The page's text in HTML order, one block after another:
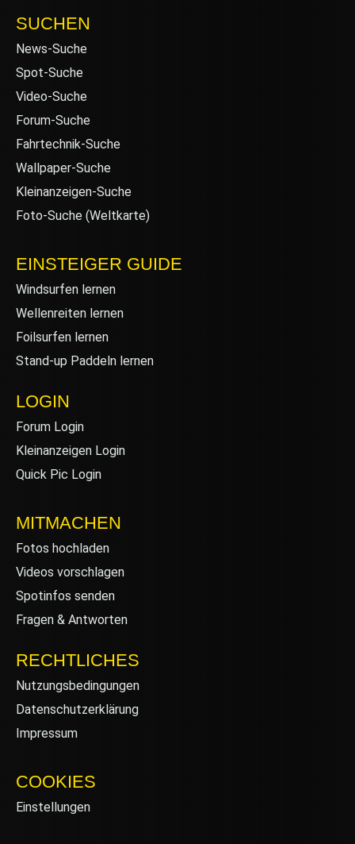
SUCHEN
News-Suche
Spot-Suche
Video-Suche
Forum-Suche
Fahrtechnik-Suche
Wallpaper-Suche
Kleinanzeigen-Suche
Foto-Suche (Weltkarte)
EINSTEIGER GUIDE
Windsurfen lernen
Wellenreiten lernen
Foilsurfen lernen
Stand-up Paddeln lernen
LOGIN
Forum Login
Kleinanzeigen Login
Quick Pic Login
MITMACHEN
Fotos hochladen
Videos vorschlagen
Spotinfos senden
Fragen & Antworten
RECHTLICHES
Nutzungsbedingungen
Datenschutzerklärung
Impressum
COOKIES
Einstellungen